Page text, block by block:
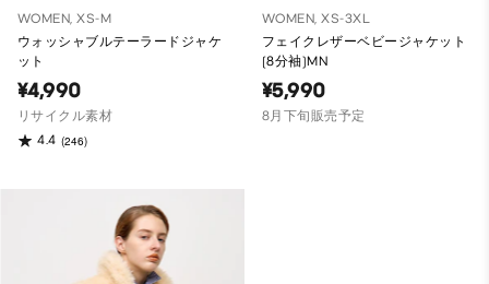
WOMEN, XS-M
ウォッシャブルテーラードジャケ
ット
¥4,990
リサイクル素材
4.4 (246)
WOMEN, XS-3XL
フェイクレザーベビージャケット
(8分袖)MN
¥5,990
8月下旬販売予定